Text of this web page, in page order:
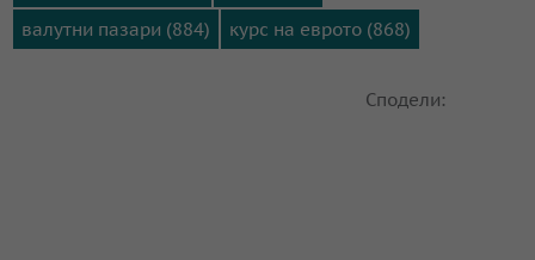
валутни пазари (884)
курс на еврото (868)
Сподели: